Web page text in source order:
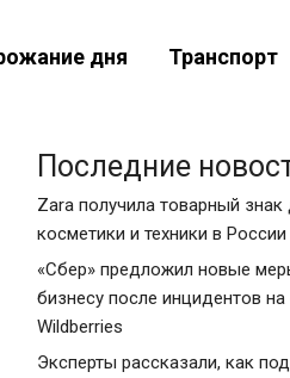
дня Транспорт
Последние
Zara получила товарный
косметики и техники в России
«Сбер» предложил новые
бизнесу после инцидентов на
Wildberries
Эксперты рассказали, как